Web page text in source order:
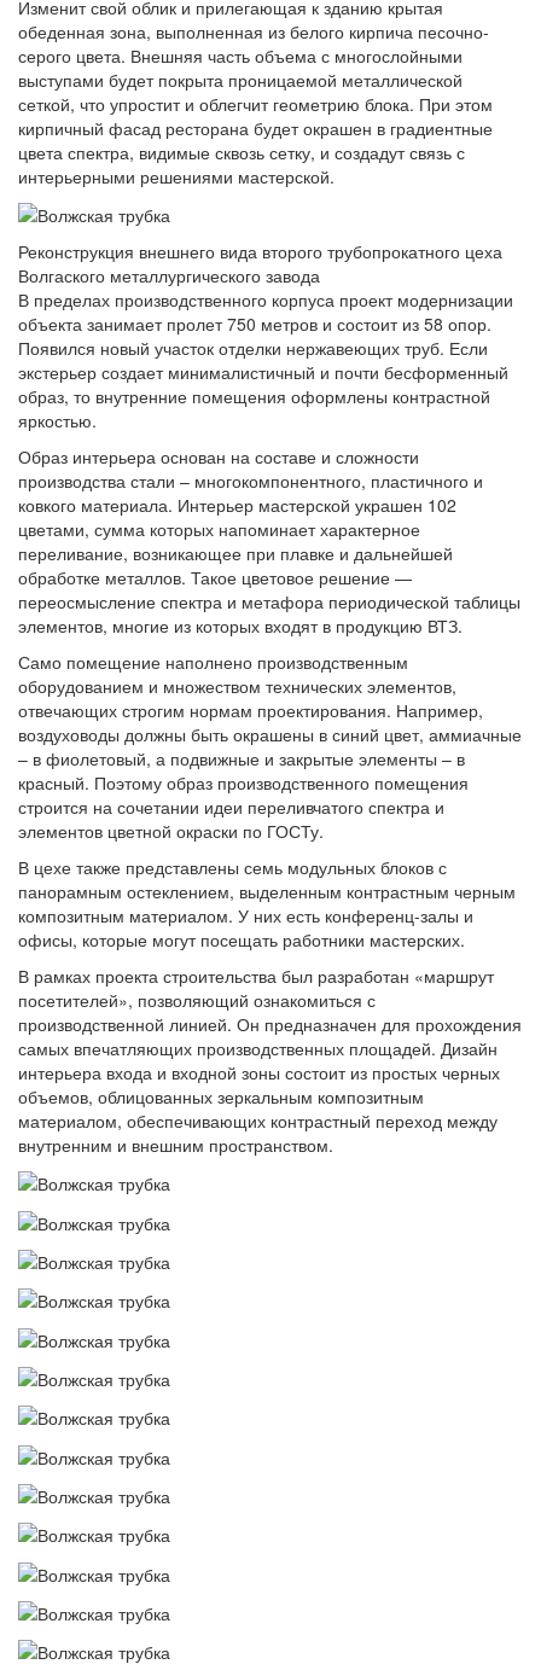
Изменит свой облик и прилегающая к зданию крытая
обеденная зона, выполненная из белого кирпича песочно-
серого цвета. Внешняя часть объема с многослойными
выступами будет покрыта проницаемой металлической
сеткой, что упростит и облегчит геометрию блока. При этом
кирпичный фасад ресторана будет окрашен в градиентные
цвета спектра, видимые сквозь сетку, и создадут связь с
интерьерными решениями мастерской.
Реконструкция внешнего вида второго трубопрокатного цеха
Волгаского металлургического завода
В пределах производственного корпуса проект модернизации
объекта занимает пролет 750 метров и состоит из 58 опор.
Появился новый участок отделки нержавеющих труб. Если
экстерьер создает минималистичный и почти бесформенный
образ, то внутренние помещения оформлены контрастной
яркостью.
Образ интерьера основан на составе и сложности
производства стали – многокомпонентного, пластичного и
ковкого материала. Интерьер мастерской украшен 102
цветами, сумма которых напоминает характерное
переливание, возникающее при плавке и дальнейшей
обработке металлов. Такое цветовое решение —
переосмысление спектра и метафора периодической таблицы
элементов, многие из которых входят в продукцию ВТЗ.
Само помещение наполнено производственным
оборудованием и множеством технических элементов,
отвечающих строгим нормам проектирования. Например,
воздуховоды должны быть окрашены в синий цвет, аммиачные
– в фиолетовый, а подвижные и закрытые элементы – в
красный. Поэтому образ производственного помещения
строится на сочетании идеи переливчатого спектра и
элементов цветной окраски по ГОСТу.
В цехе также представлены семь модульных блоков с
панорамным остеклением, выделенным контрастным черным
композитным материалом. У них есть конференц-залы и
офисы, которые могут посещать работники мастерских.
В рамках проекта строительства был разработан «маршрут
посетителей», позволяющий ознакомиться с
производственной линией. Он предназначен для прохождения
самых впечатляющих производственных площадей. Дизайн
интерьера входа и входной зоны состоит из простых черных
объемов, облицованных зеркальным композитным
материалом, обеспечивающих контрастный переход между
внутренним и внешним пространством.